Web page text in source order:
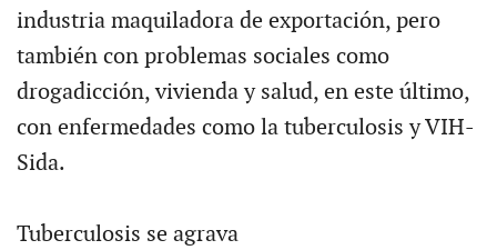
industria maquiladora de exportación, pero
también con problemas sociales como
drogadicción, vivienda y salud, en este último,
con enfermedades como la tuberculosis y VIH-
Sida.
Tuberculosis se agrava